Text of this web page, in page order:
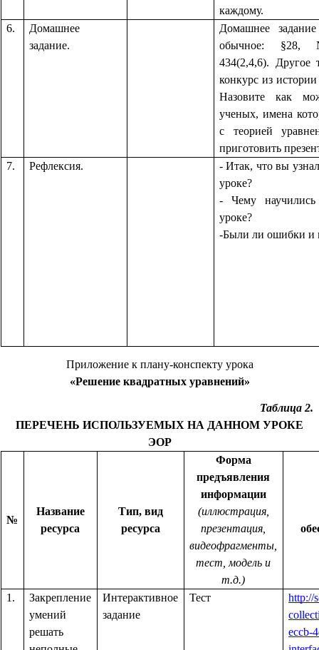
каждому.
6.
Домашнее
задание.
Домашнее
обычное: §28,
434(2,4,6). Другое
конкурс из
Назовите как
ученых, имена
с теорией
приготовить
7.
Рефлексия.
- Итак, что вы
уроке?
- Чему научились
уроке?
-Были ли ошибки и
Приложение к плану-конспекту урока
«Решение квадратных уравнений»
Таблица 2.
ПЕРЕЧЕНЬ ИСПОЛЬЗУЕМЫХ НА ДАННОМ УРОКЕ
ЭОР
№
Название
ресурса
Тип, вид
ресурса
Форма
предъявления
информации
(иллюстрация,
презентация,
видеофрагменты,
тест, модель и
т.д.)
1.
Закрепление
умений
решать
Интерактивное
задание
Тест
http://
eccb-